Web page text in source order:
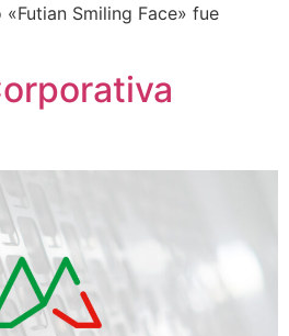
Smiling Face» fue